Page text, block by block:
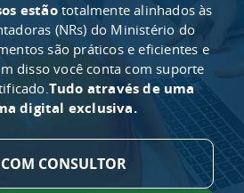
estãototalmente alinhados às
(NRs) do Ministério do
são práticos e eficientes e
disso você conta com suporte
Tudo através de uma
digital exclusiva.
CONSULTOR